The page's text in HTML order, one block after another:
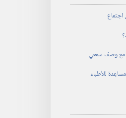
مع وصف سمعي
للأطباء